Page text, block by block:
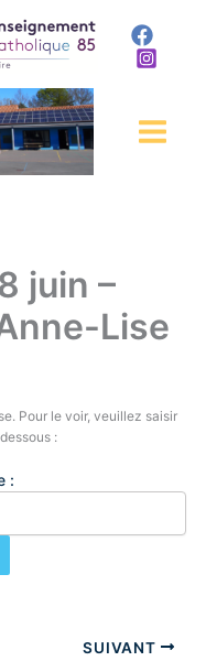
juin –
Lise
Pour le voir, veuillez saisir
:
:
SUIVANT